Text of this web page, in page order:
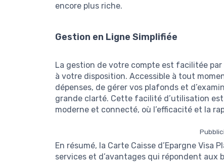
encore plus riche.
Gestion en Ligne Simplifiée
La gestion de votre compte est facilitée par
à votre disposition. Accessible à tout
dépenses, de gérer vos plafonds et
grande clarté. Cette facilité d’utilisation
moderne et connecté, où l’efficacité et la
En résumé, la Carte Caisse d’Epargne Visa
services et d’avantages qui répondent aux